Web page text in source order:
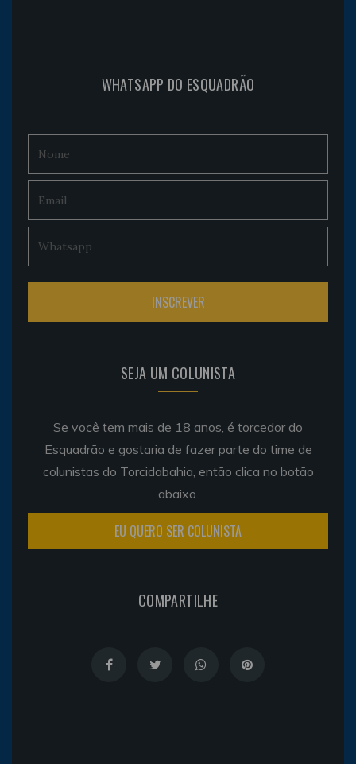
WHATSAPP DO ESQUADRÃO
SEJA UM COLUNISTA
Se você tem mais de 18 anos, é torcedor do
Esquadrão e gostaria de fazer parte do time de
colunistas do Torcidabahia, então clica no botão
abaixo.
EU QUERO SER COLUNISTA
COMPARTILHE